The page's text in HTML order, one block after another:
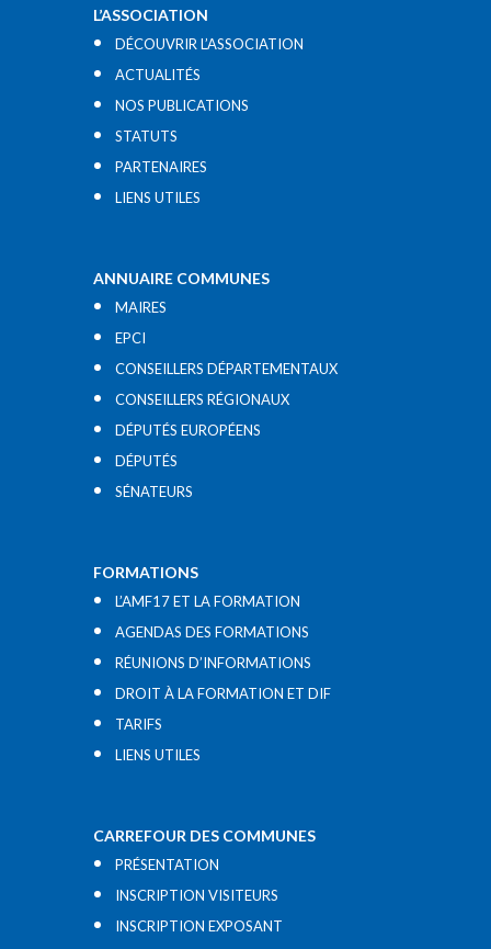
L’ASSOCIATION
DÉCOUVRIR L’ASSOCIATION
ACTUALITÉS
NOS PUBLICATIONS
STATUTS
PARTENAIRES
LIENS UTILES​
ANNUAIRE COMMUNES
MAIRES
EPCI
CONSEILLERS DÉPARTEMENTAUX
CONSEILLERS RÉGIONAUX
DÉPUTÉS EUROPÉENS
DÉPUTÉS
SÉNATEURS
FORMATIONS
L’AMF17 ET LA FORMATION
AGENDAS DES FORMATIONS
RÉUNIONS D’INFORMATIONS
DROIT À LA FORMATION ET DIF
TARIFS
LIENS UTILES​
CARREFOUR DES COMMUNES
PRÉSENTATION
INSCRIPTION VISITEURS
INSCRIPTION EXPOSANT